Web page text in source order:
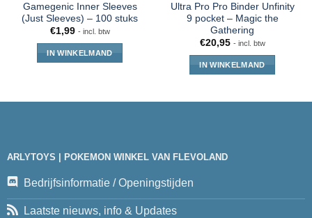
Gamegenic Inner Sleeves
(Just Sleeves) – 100 stuks
€1,99 - incl. btw
IN WINKELMAND
Ultra Pro Pro Binder Unfinity
9 pocket – Magic the
Gathering
€20,95 - incl. btw
IN WINKELMAND
ARLYTOYS | POKEMON WINKEL VAN FLEVOLAND
Bedrijfsinformatie / Openingstijden
Laatste nieuws, info & Updates